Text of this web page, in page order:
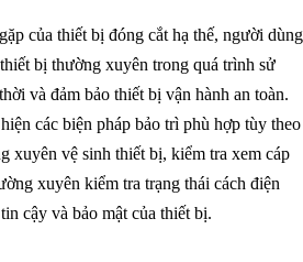
của thiết bị đóng cắt hạ thế, người dùng
bị thường xuyên trong quá trình sử
và đảm bảo thiết bị vận hành an toàn.
các biện pháp bảo trì phù hợp tùy theo
xuyên vệ sinh thiết bị, kiểm tra xem cáp
xuyên kiểm tra trạng thái cách điện
cậy và bảo mật của thiết bị.